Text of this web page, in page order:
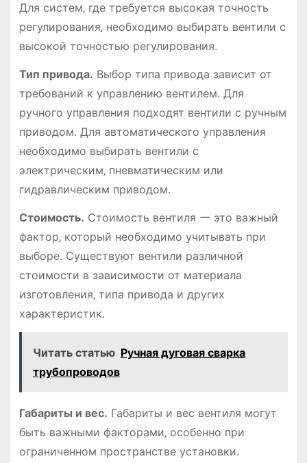
Для систем‚ где требуется высокая точность
регулирования‚ необходимо выбирать вентили с
высокой точностью регулирования.
Тип привода. Выбор типа привода зависит от
требований к управлению вентилем. Для
ручного управления подходят вентили с ручным
приводом. Для автоматического управления
необходимо выбирать вентили с
электрическим‚ пневматическим или
гидравлическим приводом.
Стоимость. Стоимость вентиля ー это важный
фактор‚ который необходимо учитывать при
выборе. Существуют вентили различной
стоимости в зависимости от материала
изготовления‚ типа привода и других
характеристик.
Читать статью Ручная дуговая сварка
трубопроводов
Габариты и вес. Габариты и вес вентиля могут
быть важными факторами‚ особенно при
ограниченном пространстве установки.